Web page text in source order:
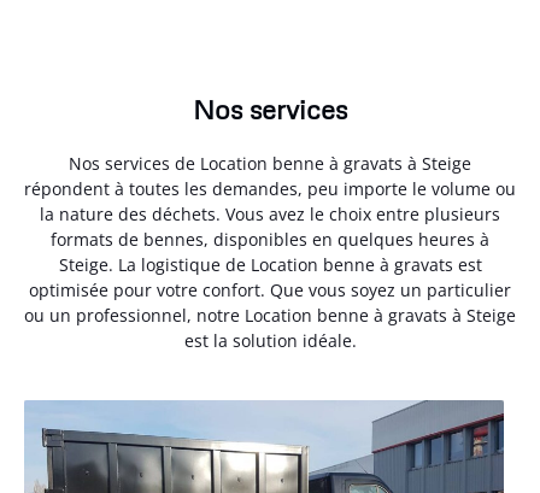
Nos services
Nos services de Location benne à gravats à Steige
répondent à toutes les demandes, peu importe le volume ou
la nature des déchets. Vous avez le choix entre plusieurs
formats de bennes, disponibles en quelques heures à
Steige. La logistique de Location benne à gravats est
optimisée pour votre confort. Que vous soyez un particulier
ou un professionnel, notre Location benne à gravats à Steige
est la solution idéale.